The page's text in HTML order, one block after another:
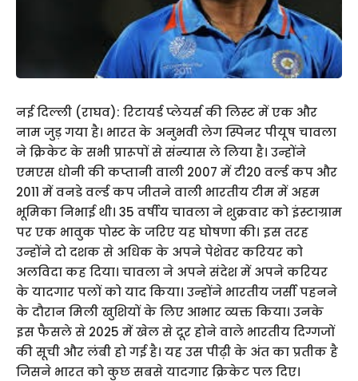
नई दिल्ली (राघव): रिटायर्ड प्लेयर्स की लिस्ट में एक और
नाम जुड़ गया है। भारत के अनुभवी लेग स्पिनर पीयूष चावला
ने क्रिकेट के सभी प्रारूपों से संन्यास ले लिया है। उन्होंने
एमएस धोनी की कप्तानी वाली 2007 में टी20 वर्ल्ड कप और
2011 में वनडे वर्ल्ड कप जीतने वाली भारतीय टीम में अहम
भूमिका निभाई थी। 35 वर्षीय चावला ने शुक्रवार को इंस्टाग्राम
पर एक भावुक पोस्ट के जरिए यह घोषणा की। इस तरह
उन्होंने दो दशक से अधिक के अपने पेशेवर करियर को
अलविदा कह दिया। चावला ने अपने संदेश में अपने करियर
के यादगार पलों को याद किया। उन्होंने भारतीय जर्सी पहनने
के दौरान मिली खुशियों के लिए आभार व्यक्त किया। उनके
इस फैसले से 2025 में खेल से दूर होने वाले भारतीय दिग्गजों
की सूची और लंबी हो गई है। यह उस पीढ़ी के अंत का प्रतीक है
जिसने भारत को कुछ सबसे यादगार क्रिकेट पल दिए।